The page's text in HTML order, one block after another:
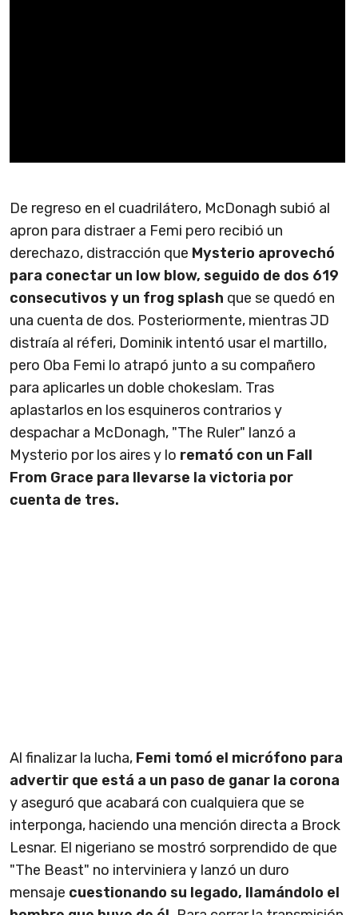
De regreso en el cuadrilátero, McDonagh subió al
apron para distraer a Femi pero recibió un
derechazo, distracción que Mysterio aprovechó
para conectar un low blow, seguido de dos 619
consecutivos y un frog splash que se quedó en
una cuenta de dos. Posteriormente, mientras JD
distraía al réferi, Dominik intentó usar el martillo,
pero Oba Femi lo atrapó junto a su compañero
para aplicarles un doble chokeslam. Tras
aplastarlos en los esquineros contrarios y
despachar a McDonagh, "The Ruler" lanzó a
Mysterio por los aires y lo remató con un Fall
From Grace para llevarse la victoria por
cuenta de tres.
Al finalizar la lucha, Femi tomó el micrófono para
advertir que está a un paso de ganar la corona
y aseguró que acabará con cualquiera que se
interponga, haciendo una mención directa a Brock
Lesnar. El nigeriano se mostró sorprendido de que
"The Beast" no interviniera y lanzó un duro
mensaje cuestionando su legado, llamándolo el